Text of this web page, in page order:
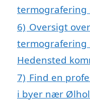
termografering
6) Oversigt
termografering
Hedensted
7) Find en
i byer nær